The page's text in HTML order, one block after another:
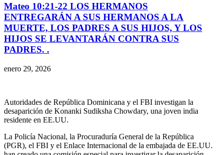
Mateo 10:21-22 LOS HERMANOS
ENTREGARÁN A SUS HERMANOS A LA
MUERTE, LOS PADRES A SUS HIJOS, Y LOS
HIJOS SE LEVANTARÁN CONTRA SUS
PADRES. .
enero 29, 2026
Autoridades de República Dominicana y el FBI investigan la
desaparición de Konanki Sudiksha Chowdary, una joven india
residente en EE.UU.
La Policía Nacional, la Procuraduría General de la República
(PGR), el FBI y el Enlace Internacional de la embajada de EE.UU.